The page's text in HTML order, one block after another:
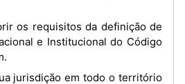
e Institucional do Código